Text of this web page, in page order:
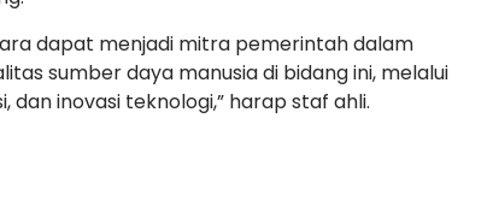
dapat menjadi mitra pemerintah dalam
sumber daya manusia di bidang ini, melalui
inovasi teknologi,” harap staf ahli.